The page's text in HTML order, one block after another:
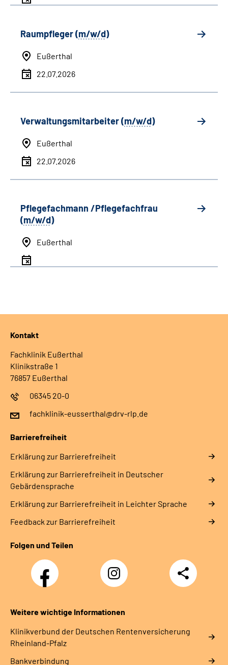
Raumpfleger (m/w/d)
Eußerthal
22.07.2026
Verwaltungsmitarbeiter (m/w/d)
Eußerthal
22.07.2026
Pflegefachmann /Pflegefachfrau
(m/w/d)
Eußerthal
Kontakt
Fachklinik Eußerthal
Klinikstraße 1
76857 Eußerthal
06345 20-0
fachklinik-eusserthal@drv-rlp.de
Barrierefreiheit
Erklärung zur Barrierefreiheit
Erklärung zur Barrierefreiheit in Deutscher
Gebärdensprache
Erklärung zur Barrierefreiheit in Leichter Sprache
Feedback zur Barrierefreiheit
Folgen und Teilen
Facebook
Instagram
DRV
Nachwuchskräfte
Teilen
Weitere wichtige Informationen
Klinikverbund der Deutschen Rentenversicherung
Rheinland-Pfalz
Bankverbindung